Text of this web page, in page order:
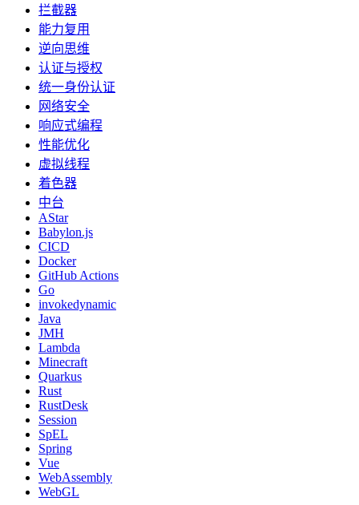
拦截器
能力复用
逆向思维
认证与授权
统一身份认证
网络安全
响应式编程
性能优化
虚拟线程
着色器
中台
AStar
Babylon.js
CICD
Docker
GitHub Actions
Go
invokedynamic
Java
JMH
Lambda
Minecraft
Quarkus
Rust
RustDesk
Session
SpEL
Spring
Vue
WebAssembly
WebGL